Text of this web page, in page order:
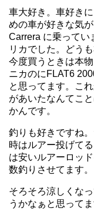
車大好き。車好き
めの車が好きな気
Carrera に乗ってい
リカでした。どう
今度買うときは本
ニカのにFLAT6
と思ってます。こ
があいたなんてこ
かんです。
釣りも好きですね
時はルアー投げて
は安いルアーロッ
数釣りさせてます。
そろそろ涼しくな
うかなぁと思って